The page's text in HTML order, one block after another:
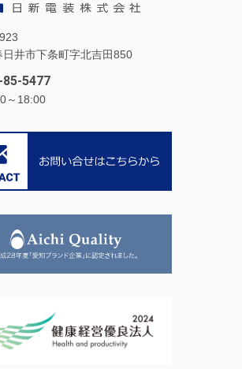
日井市下条町字北吉田850
85-5477
～18:00